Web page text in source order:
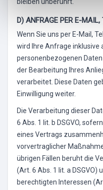
D) ANFRAGE PER E-MAIL,
Wenn Sie uns per E-Mail,
wird Ihre Anfrage inklusive
personenbezogenen
der Bearbeitung Ihres
verarbeitet. Diese Daten
Einwilligung weiter.
Die Verarbeitung dieser
6 Abs. 1 lit. b DSGVO,
eines Vertrags
vorvertraglicher
übrigen Fällen beruht die
(Art. 6 Abs. 1 lit. a DSGVO)
berechtigten Interessen